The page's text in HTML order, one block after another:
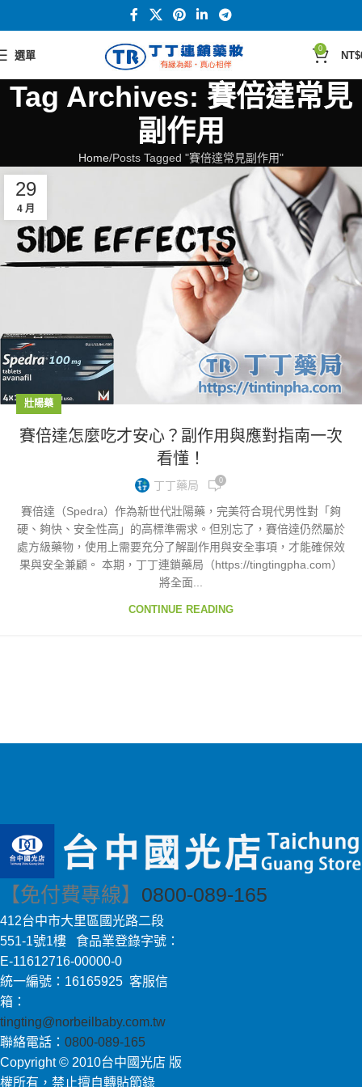
選單
0
NT$
Tag Archives: 賽倍達常見
副作用
Home Posts Tagged "賽倍達常見副作用"
29
4 月
壯陽藥
賽倍達怎麼吃才安心？副作用與應對指南一次
看懂！
丁丁藥局 0
賽倍達（Spedra）作為新世代壯陽藥，完美符合現代男性對「夠
硬、夠快、安全性高」的高標準需求。但別忘了，賽倍達仍然屬於
處方級藥物，使用上需要充分了解副作用與安全事項，才能確保效
果與安全兼顧。 本期，丁丁連鎖藥局（https://tingtingpha.com）
將全面...
CONTINUE READING
【免付費專線】 0800-089-165
412台中市大里區國光路二段
551-1號1樓 食品業登錄字號：
E-11612716-00000-0
統一編號：16165925 客服信
箱：
tingting@norbeilbaby.com.tw
聯絡電話： 0800-089-165
Copyright © 2010台中國光店 版
權所有，禁止擅自轉貼節錄